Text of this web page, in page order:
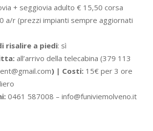
+ seggiovia adulto € 15,50 corsa
a/r (prezzi impianti sempre aggiornati
risalire a piedi: sì
all’arrivo della telecabina (379 113
) | Costi: 15€ per 3 ore
0461 587008 – info@funiviemolveno.it